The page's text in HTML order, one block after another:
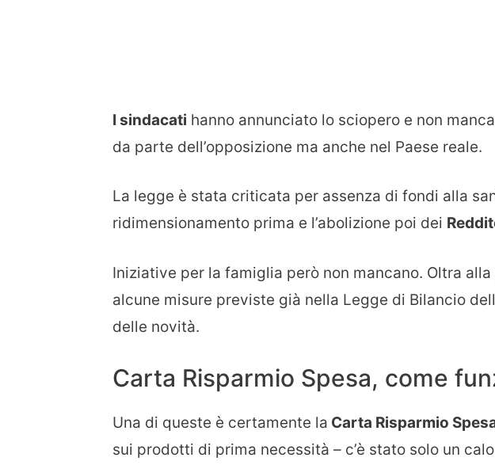
I sindacati hanno annunciato lo sciopero e non
da parte dell’opposizione ma anche nel Paese reale.
La legge è stata criticata per assenza di fondi alla
ridimensionamento prima e l’abolizione poi dei
Iniziative per la famiglia però non mancano. Oltra
alcune misure previste già nella Legge di Bilancio
delle novità.
Carta Risparmio Spesa, come
Una di queste è certamente la Carta Risparmio
sui prodotti di prima necessità – c’è stato solo un